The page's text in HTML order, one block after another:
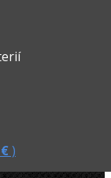
€)
2˝